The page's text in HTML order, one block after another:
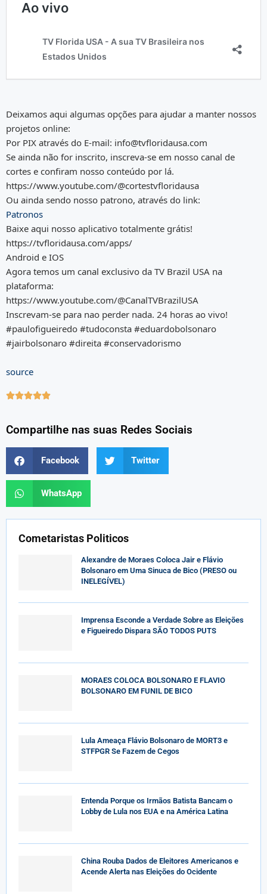
Deixamos aqui algumas opções para ajudar a manter nossos
projetos online:
Por PIX através do E-mail: info@tvfloridausa.com
Se ainda não for inscrito, inscreva-se em nosso canal de
cortes e confiram nosso conteúdo por lá.
https://www.youtube.com/@cortestvfloridausa
Ou ainda sendo nosso patrono, através do link:
Patronos
Baixe aqui nosso aplicativo totalmente grátis!
https://tvfloridausa.com/apps/
Android e IOS
Agora temos um canal exclusivo da TV Brazil USA na
plataforma:
https://www.youtube.com/@CanalTVBrazilUSA
Inscrevam-se para nao perder nada. 24 horas ao vivo!
#paulofigueiredo #tudoconsta #eduardobolsonaro
#jairbolsonaro #direita #conservadorismo
source

Compartilhe nas suas Redes Sociais
Facebook Twitter
WhatsApp
Cometaristas Politicos
Alexandre de Moraes Coloca Jair e Flávio
Bolsonaro em Uma Sinuca de Bico (PRESO ou
INELEGÍVEL)
Imprensa Esconde a Verdade Sobre as Eleições
e Figueiredo Dispara SÃO TODOS PUTS
MORAES COLOCA BOLSONARO E FLAVIO
BOLSONARO EM FUNIL DE BICO
Lula Ameaça Flávio Bolsonaro de MORT3 e
STFPGR Se Fazem de Cegos
Entenda Porque os Irmãos Batista Bancam o
Lobby de Lula nos EUA e na América Latina
China Rouba Dados de Eleitores Americanos e
Acende Alerta nas Eleições do Ocidente